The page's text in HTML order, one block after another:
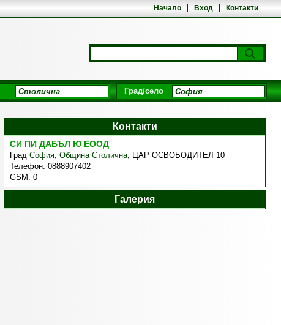
Начало Вход Контакти
Град/село
Контакти
СИ ПИ ДАБЪЛ Ю ЕООД
Град София, Община Столична, ЦАР ОСВОБОДИТЕЛ 10
Телефон: 0888907402
GSM: 0
Галерия